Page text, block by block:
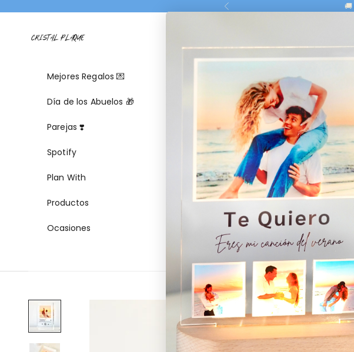
Anterior 🚚
Mejores Regalos 💌
Día de los Abuelos 🎁
Parejas ❣️
Spotify
Plan With
Productos
Ocasiones